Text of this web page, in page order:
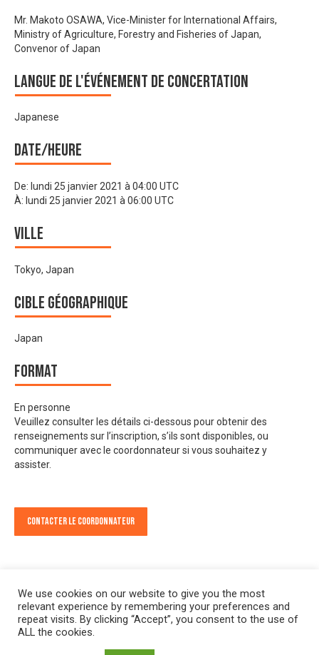
Mr. Makoto OSAWA, Vice-Minister for International Affairs,
Ministry of Agriculture, Forestry and Fisheries of Japan,
Convenor of Japan
Langue de l'événement de Concertation
Japanese
Date/heure
De: lundi 25 janvier 2021 à 04:00 UTC
À: lundi 25 janvier 2021 à 06:00 UTC
Ville
Tokyo, Japan
Cible géographique
Japan
Format
En personne
Veuillez consulter les détails ci-dessous pour obtenir des
renseignements sur l’inscription, s’ils sont disponibles, ou
communiquer avec le coordonnateur si vous souhaitez y
assister.
Contacter le Coordonnateur
We use cookies on our website to give you the most
relevant experience by remembering your preferences and
repeat visits. By clicking “Accept”, you consent to the use of
ALL the cookies.